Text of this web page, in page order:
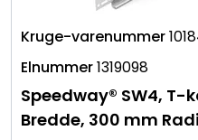
1319098
Speedway® SW4, T-
Bredde, 300 mm